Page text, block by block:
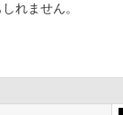
れません。